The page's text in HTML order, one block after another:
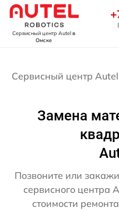
Сервисный центр Autelв
Омске
Сервисный центр Autel
Замена
Позвоните или
сервисного центра
стоимости